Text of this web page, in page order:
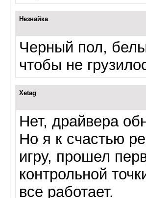
Незнайка
Черный пол,
чтобы не
Xetag
Нет, драйвера
Но я к счастью
игру, прошел
контрольной
все работает.